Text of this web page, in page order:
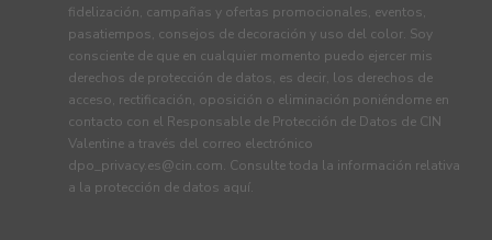
fidelización, campañas y ofertas promocionales, eventos,
pasatiempos, consejos de decoración y uso del color. Soy
consciente de que en cualquier momento puedo ejercer mis
derechos de protección de datos, es decir, los derechos de
acceso, rectificación, oposición o eliminación poniéndome en
contacto con el Responsable de Protección de Datos de CIN
Valentine a través del correo electrónico
dpo_privacy.es@cin.com. Consulte toda la información relativa
a la protección de datos aquí.